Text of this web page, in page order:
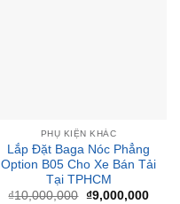
PHỤ KIỆN KHÁC
Lắp Đặt Baga Nóc Phẳng
Option B05 Cho Xe Bán Tải
Tại TPHCM
₫10,000,000 Giá
₫9,000,000Giá